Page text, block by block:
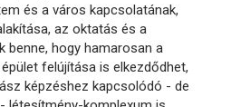
és a város kapcsolatának,
az oktatás és a
benne, hogy hamarosan a
felújítása is elkezdődhet,
képzéshez kapcsolódó - de